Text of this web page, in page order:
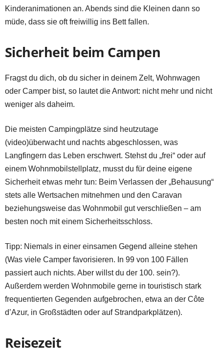
Kinderanimationen an. Abends sind die Kleinen dann so
müde, dass sie oft freiwillig ins Bett fallen.
Sicherheit beim Campen
Fragst du dich, ob du sicher in deinem Zelt, Wohnwagen
oder Camper bist, so lautet die Antwort: nicht mehr und nicht
weniger als daheim.
Die meisten Campingplätze sind heutzutage
(video)überwacht und nachts abgeschlossen, was
Langfingern das Leben erschwert. Stehst du „frei“ oder auf
einem Wohnmobilstellplatz, musst du für deine eigene
Sicherheit etwas mehr tun: Beim Verlassen der „Behausung“
stets alle Wertsachen mitnehmen und den Caravan
beziehungsweise das Wohnmobil gut verschließen – am
besten noch mit einem Sicherheitsschloss.
Tipp: Niemals in einer einsamen Gegend alleine stehen
(Was viele Camper favorisieren. In 99 von 100 Fällen
passiert auch nichts. Aber willst du der 100. sein?).
Außerdem werden Wohnmobile gerne in touristisch stark
frequentierten Gegenden aufgebrochen, etwa an der Côte
d’Azur, in Großstädten oder auf Strandparkplätzen).
Reisezeit